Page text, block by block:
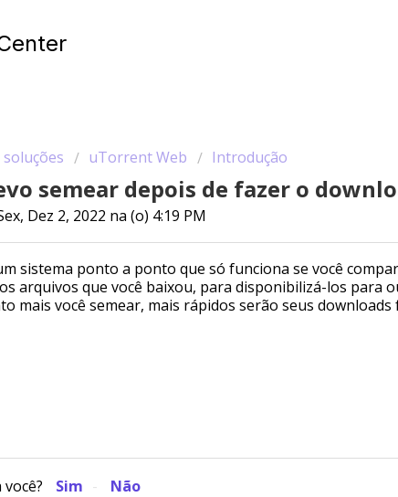
uTorrent Web Introdução
semear depois de fazer o
Dez 2, 2022 na (o) 4:19 PM
sistema ponto a ponto que só funciona se você
arquivos que você baixou, para disponibilizá-los para
mais você semear, mais rápidos serão seus downloads
Sim Não